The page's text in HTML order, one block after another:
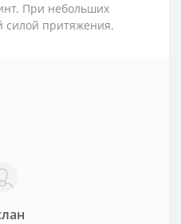
При небольших
силой притяжения.